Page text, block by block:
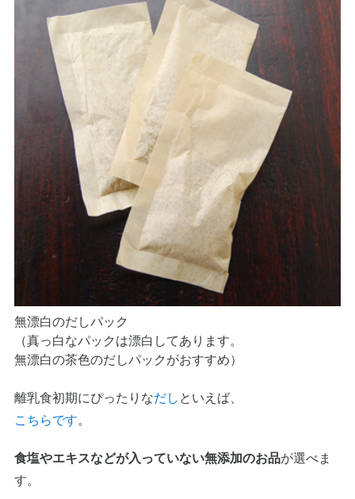
無漂白のだしパック
（真っ白なパックは漂白してあります。
無漂白の茶色のだしパックがおすすめ）
離乳食初期にぴったりなだし といえば、
こちらです。
食塩やエキスなどが入っていない無添加のお品が選べま
す。